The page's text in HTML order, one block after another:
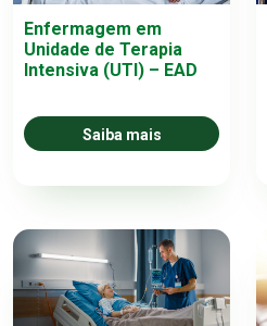
Enfermagem em
Unidade de Terapia
Intensiva (UTI) – EAD
Saiba mais